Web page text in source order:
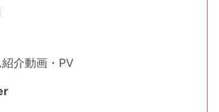
介動画・PV